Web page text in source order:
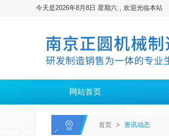
今天是2026年8月8日 星期六，欢迎光临本站
网站首页
首页 > 资讯动态